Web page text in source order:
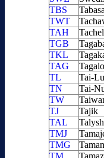
TBS
TWT
TAH
TGB
TKL
TAG
TL
Tai-
TN
Tai-
TW
TJ
Tajik
TAL
Talysh
TMJ
TMG